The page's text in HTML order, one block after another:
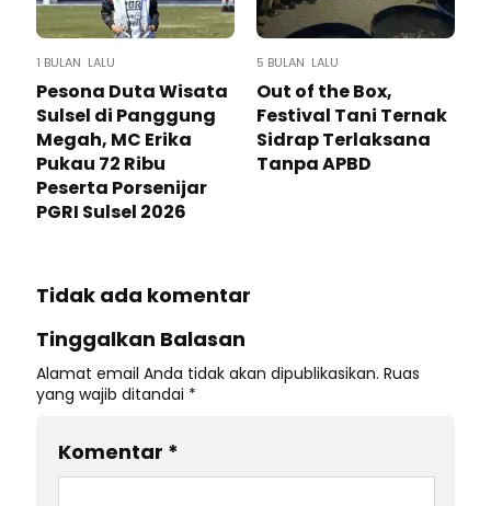
1 BULAN LALU
Pesona Duta Wisata
Sulsel di Panggung
Megah, MC Erika
Pukau 72 Ribu
Peserta Porsenijar
PGRI Sulsel 2026
5 BULAN LALU
Out of the Box,
Festival Tani Ternak
Sidrap Terlaksana
Tanpa APBD
Tidak ada komentar
Tinggalkan Balasan
Alamat email Anda tidak akan dipublikasikan. Ruas
yang wajib ditandai *
Komentar *